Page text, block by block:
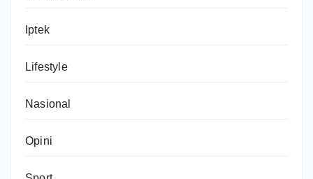
Iptek
Lifestyle
Nasional
Opini